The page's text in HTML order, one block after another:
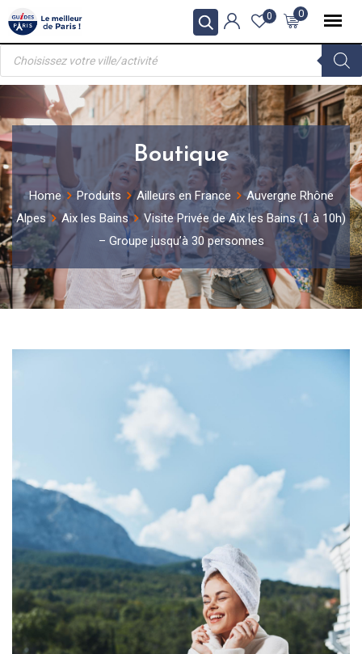
Skip
to
content
0
0
Recherche
produits
Boutique
Home Produits Ailleurs en France
Auvergne Rhône
Alpes
Aix les Bains
Visite Privée de Aix les Bains (1 à 10h)
– Groupe jusqu’à 30 personnes